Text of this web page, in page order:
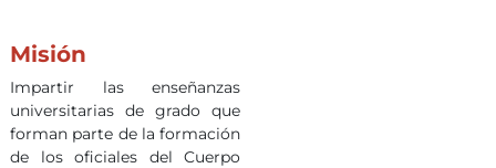
Misión
Impartir las enseñanzas
universitarias de grado que
forman parte de la formación
de los oficiales del Cuerpo